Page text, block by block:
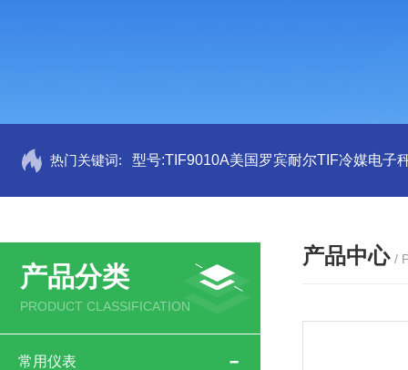
热门关键词: 型号:TIF9010A美国罗宾耐尔TIF冷媒电子
产品分类
PRODUCT CLASSIFICATION
常用仪表
产品中心 /